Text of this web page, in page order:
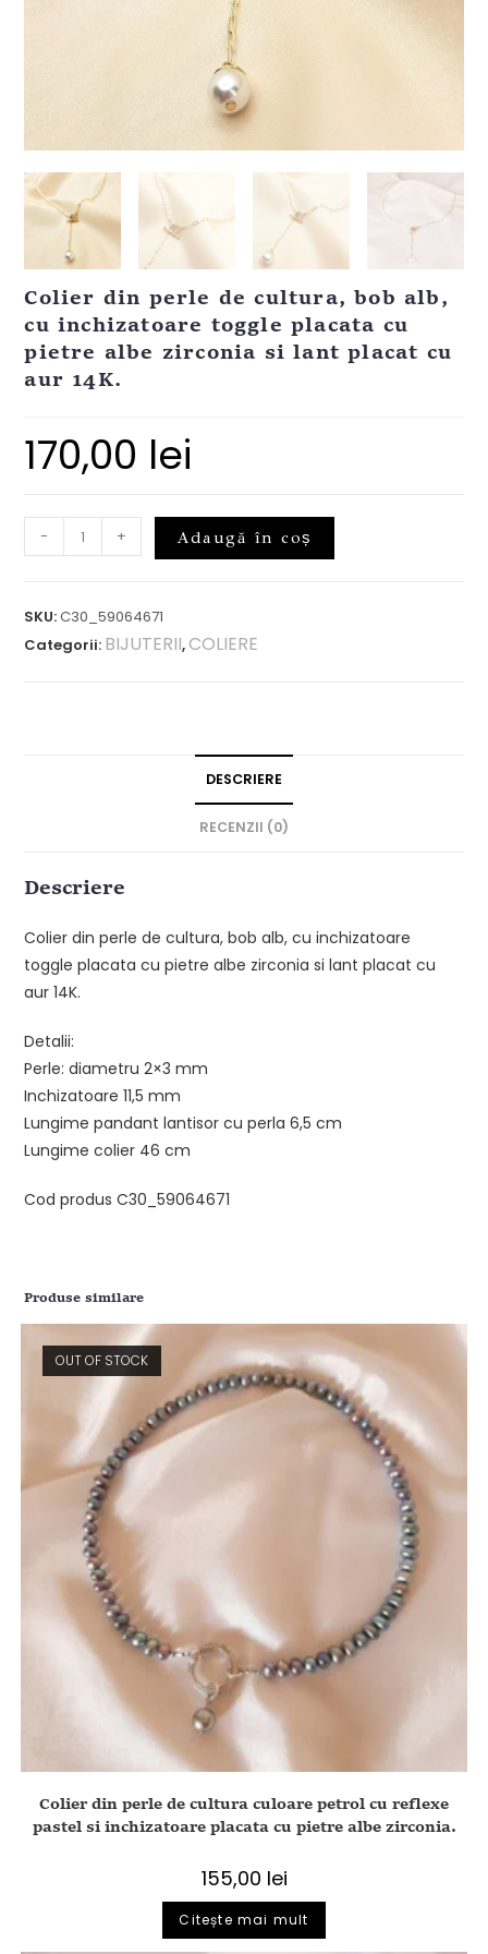
Colier din perle de cultura, bob alb,
cu inchizatoare toggle placata cu
pietre albe zirconia si lant placat cu
aur 14K.
170,00 lei
- + Adaugă în coș
SKU:C30_59064671
Categorii: BIJUTERII,COLIERE
DESCRIERE
RECENZII (0)
Descriere
Colier din perle de cultura, bob alb, cu inchizatoare
toggle placata cu pietre albe zirconia si lant placat cu
aur 14K.
Detalii:
Perle: diametru 2×3 mm
Inchizatoare 11,5 mm
Lungime pandant lantisor cu perla 6,5 cm
Lungime colier 46 cm
Cod produs C30_59064671
Produse similare
OUT OF STOCK
Colier din perle de cultura culoare petrol cu reflexe
pastel si inchizatoare placata cu pietre albe zirconia.
155,00 lei
Citește mai mult